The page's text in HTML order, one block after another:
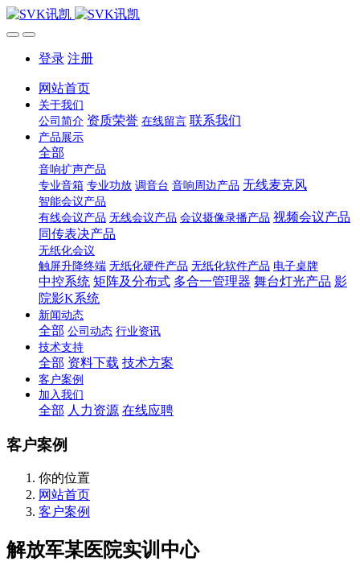
登录 注册
网站首页
关于我们
公司简介 资质荣誉 在线留言 联系我们
产品展示
全部
音响扩声产品
专业音箱 专业功放 调音台 音响周边产品 无线麦克风
智能会议产品
有线会议产品 无线会议产品 会议摄像录播产品 视频会议产品
同传表决产品
无纸化会议
触屏升降终端 无纸化硬件产品 无纸化软件产品 电子桌牌
中控系统 矩阵及分布式 多合一管理器 舞台灯光产品 影
院影K系统
新闻动态
全部 公司动态 行业资讯
技术支持
全部 资料下载 技术方案
客户案例
加入我们
全部 人力资源 在线应聘
客户案例
你的位置
网站首页
客户案例
解放军某医院实训中心